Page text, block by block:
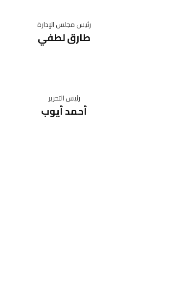
رئيس مجلس الإدارة
طارق لطفي
رئيس التحرير
أحمد أيوب